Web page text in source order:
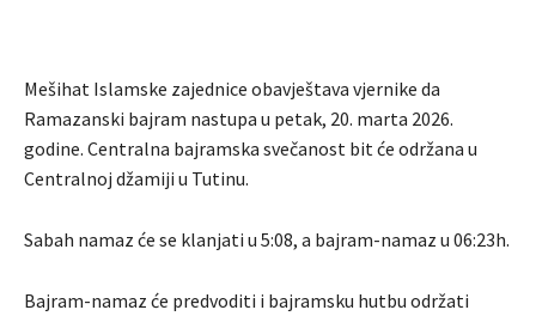
Mešihat Islamske zajednice obavještava vjernike da
Ramazanski bajram nastupa u petak, 20. marta 2026.
godine. Centralna bajramska svečanost bit će održana u
Centralnoj džamiji u Tutinu.
Sabah namaz će se klanjati u 5:08, a bajram-namaz u 06:23h.
Bajram-namaz će predvoditi i bajramsku hutbu održati